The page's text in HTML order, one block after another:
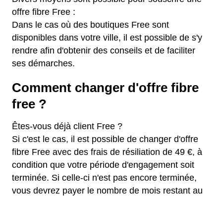
offre fibre Free :
Dans le cas où des boutiques Free sont
disponibles dans votre ville, il est possible de s'y
rendre afin d'obtenir des conseils et de faciliter
ses démarches.
Comment changer d'offre fibre
free ?
Êtes-vous déjà client Free ?
Si c'est le cas, il est possible de changer d'offre
fibre Free avec des frais de résiliation de 49 €, à
condition que votre période d'engagement soit
terminée. Si celle-ci n'est pas encore terminée,
vous devrez payer le nombre de mois restant au